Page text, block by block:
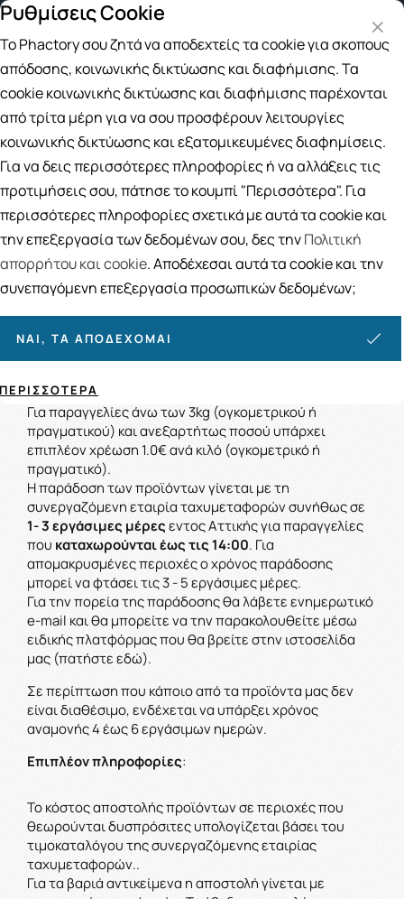
Δωρεάν μεταφορικά για αγορές άνω
Αναζήτηση
Αρχική / Πολιτική Αποστολών
Πολιτική Αποστολών
Η αποστολή της παραγγελίας σας πραγματοποιείται
στο χώρο σας με τη συνεργαζόμενη με εμάς εταιρία
ταχυμεταφορών, σύμφωνα με τους κάτωθι όρους:
Για αγορές άνω των49,00€ και μέχρι 3kg βάρους
(ογκομετρικού ή πραγματικού) η αποστολή
είναιΔΩΡΕΑΝ.
αποστολής είναι
Για παραγγελίες άνω των 3kg (ογκομετρικού ή
πραγματικού) και ανεξαρτήτως ποσού υπάρχει
επιπλέον χρέωση 1.0€ ανά κιλό (ογκομετρικό ή
πραγματικό).
H παράδοση των προϊόντων γίνεται με τη
συνεργαζόμενη εταιρία ταχυμεταφορών συνήθως σε
1- 3 εργάσιμες μέρεςεντος Αττικής για παραγγελίες
που καταχωρούνται έως τις 14:00. Για
απομακρυσμένες περιοχές ο χρόνος παράδοσης
μπορεί να φτάσει τις 3 - 5 εργάσιμες μέρες.
Για την πορεία της παράδοσης θα λάβετε ενημερωτικό
e-mail και θα μπορείτε να την παρακολουθείτε μέσω
ειδικής πλατφόρμας που θα βρείτε στην ιστοσελίδα
μας (πατήστε εδώ).
Σε περίπτωση που κάποιο από τα προϊόντα μας δεν
είναι διαθέσιμο, ενδέχεται να υπάρξει χρόνος
αναμονής 4 έως 6 εργάσιμων ημερών.
Επιπλέον πληροφορίες:
Το κόστος αποστολής προϊόντων σε περιοχές που
θεωρούνται δυσπρόσιτες υπολογίζεται βάσει του
τιμοκαταλόγου της συνεργαζόμενης εταιρίας
ταχυμεταφορών..
Για τα βαριά αντικείμενα η αποστολή γίνεται με
Ρυθμίσεις Cookie
Το Phactory σου ζητά να αποδεχτείς τα cookie για σκοπούς
απόδοσης, κοινωνικής δικτύωσης και διαφήμισης. Τα
cookie κοινωνικής δικτύωσης και διαφήμισης παρέχονται
από τρίτα μέρη για να σου προσφέρουν λειτουργίες
κοινωνικής δικτύωσης και εξατομικευμένες διαφημίσεις.
Για να δεις περισσότερες πληροφορίες ή να αλλάξεις τις
προτιμήσεις σου, πάτησε το κουμπί "Περισσότερα". Για
περισσότερες πληροφορίες σχετικά με αυτά τα cookie και
την επεξεργασία των δεδομένων σου, δες τηνΠολιτική
απορρήτου και cookie. Αποδέχεσαι αυτά τα cookie και την
συνεπαγόμενη επεξεργασία προσωπικών δεδομένων;
ΝΑΙ, ΤΑ ΑΠΟΔΈΧΟΜΑΙ
ΠΕΡΙΣΣΌΤΕΡΑ